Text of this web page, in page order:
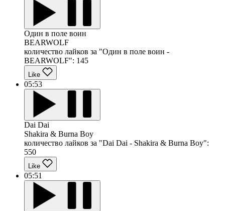
Один в поле воин
BEARWOLF
количество лайков за "Один в поле воин -
BEARWOLF": 145
Like
05:53
Dai Dai
Shakira & Burna Boy
количество лайков за "Dai Dai - Shakira & Burna Boy":
550
Like
05:51